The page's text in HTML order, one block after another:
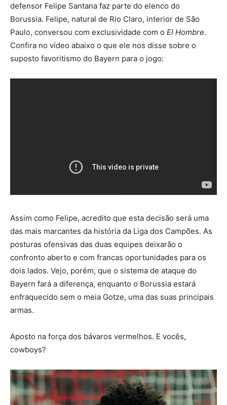
defensor Felipe Santana faz parte do elenco do
Borussia. Felipe, natural de Rio Claro, interior de São
Paulo, conversou com exclusividade com o El Hombre.
Confira no vídeo abaixo o que ele nos disse sobre o
suposto favoritismo do Bayern para o jogo:
Assim como Felipe, acredito que esta decisão será uma
das mais marcantes da história da Liga dos Campões. As
posturas ofensivas das duas equipes deixarão o
confronto aberto e com francas oportunidades para os
dois lados. Vejo, porém, que o sistema de ataque do
Bayern fará a diferença, enquanto o Borussia estará
enfraquecido sem o meia Gotze, uma das suas principais
armas.
Aposto na força dos bávaros vermelhos. E vocês,
cowboys?